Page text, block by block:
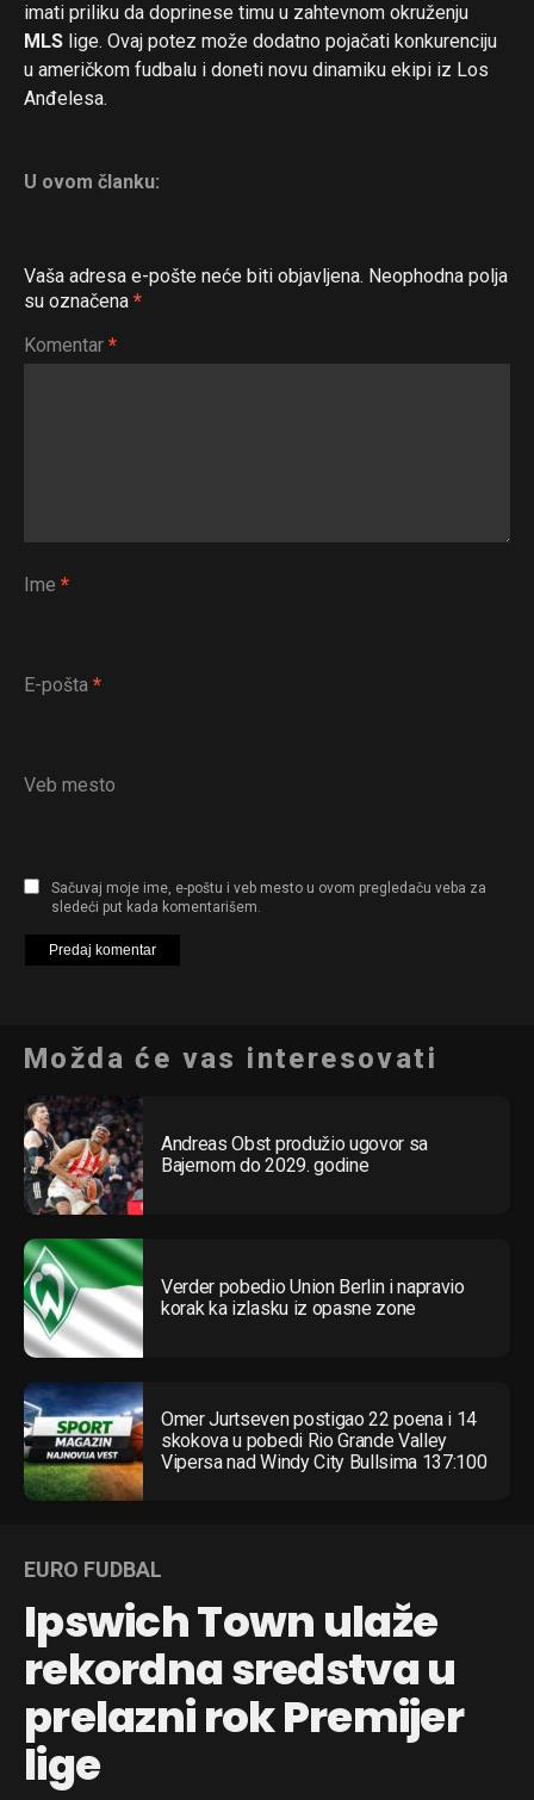
imati priliku da doprinese timu u zahtevnom okruženju
MLS lige. Ovaj potez može dodatno pojačati konkurenciju
u američkom fudbalu i doneti novu dinamiku ekipi iz Los
Anđelesa.
U ovom članku:
Vaša adresa e-pošte neće biti objavljena. Neophodna polja
su označena *
Komentar *
Ime *
E-pošta *
Veb mesto
Sačuvaj moje ime, e-poštu i veb mesto u ovom pregledaču veba za
sledeći put kada komentarišem.
Možda će vas interesovati
Andreas Obst produžio ugovor sa
Bajernom do 2029. godine
Verder pobedio Union Berlin i napravio
korak ka izlasku iz opasne zone
Omer Jurtseven postigao 22 poena i 14
skokova u pobedi Rio Grande Valley
Vipersa nad Windy City Bullsima 137:100
EURO FUDBAL
Ipswich Town ulaže
rekordna sredstva u
prelazni rok Premijer
lige